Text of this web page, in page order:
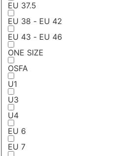
EU 37.5
EU 38 - EU 42
EU 43 - EU 46
ONE SIZE
OSFA
U1
U3
U4
EU 6
EU 7